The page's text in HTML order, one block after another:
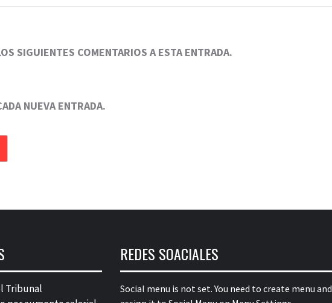
SIGUIENTES COMENTARIOS A ESTA ENTRADA.
NUEVA ENTRADA.
Tribunal
REDES SOACIALES
Social menu is not set. You need to create menu and